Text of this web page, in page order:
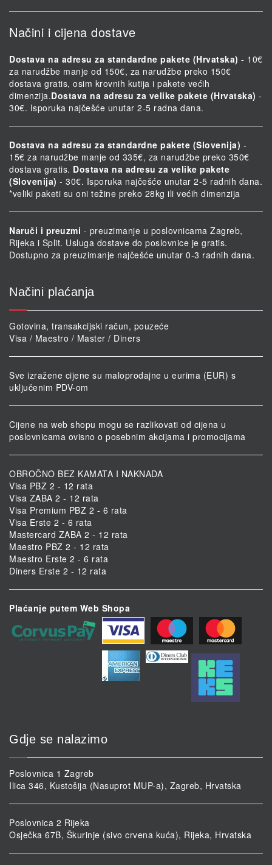
Načini i cijena dostave
Dostava na adresu za standardne pakete (Hrvatska) - 10€
za narudžbe manje od 150€, za narudžbe preko 150€
dostava gratis, osim krovnih kutija i pakete većih
dimenzija.Dostava na adresu za velike pakete (Hrvatska) -
30€. Isporuka najčešće unutar 2-5 radna dana.
Dostava na adresu za standardne pakete (Slovenija) -
15€ za narudžbe manje od 335€, za narudžbe preko 350€
dostava gratis. Dostava na adresu za velike pakete
(Slovenija) - 30€. Isporuka najčešće unutar 2-5 radnih dana.
*veliki paketi su oni težine preko 28kg ili većih dimenzija
Naruči i preuzmi - preuzimanje u poslovnicama Zagreb,
Rijeka i Split. Usluga dostave do poslovnice je gratis.
Dostupno za preuzimanje najčešće unutar 0-3 radnih dana.
Načini plaćanja
Gotovina, transakcijski račun, pouzeće
Visa / Maestro / Master / Diners
Sve izražene cijene su maloprodajne u eurima (EUR) s
uključenim PDV-om
Cijene na web shopu mogu se razlikovati od cijena u
poslovnicama ovisno o posebnim akcijama i promocijama
OBROČNO BEZ KAMATA I NAKNADA
Visa PBZ 2 - 12 rata
Visa ZABA 2 - 12 rata
Visa Premium PBZ 2 - 6 rata
Visa Erste 2 - 6 rata
Mastercard ZABA 2 - 12 rata
Maestro PBZ 2 - 12 rata
Maestro Erste 2 - 6 rata
Diners Erste 2 - 12 rata
Plaćanje putem Web Shopa
Gdje se nalazimo
Poslovnica 1 Zagreb
Ilica 346, Kustošija (Nasuprot MUP-a), Zagreb, Hrvatska
Poslovnica 2 Rijeka
Osječka 67B, Škurinje (sivo crvena kuća), Rijeka, Hrvatska